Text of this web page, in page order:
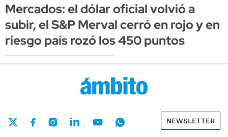
Mercados: el dólar oficial volvió a
subir, el S&P Merval cerró en rojo y en
riesgo país rozó los 450 puntos
NEWSLETTER